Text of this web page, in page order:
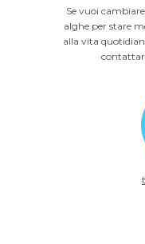
Se vuoi
alghe per stare
alla vita